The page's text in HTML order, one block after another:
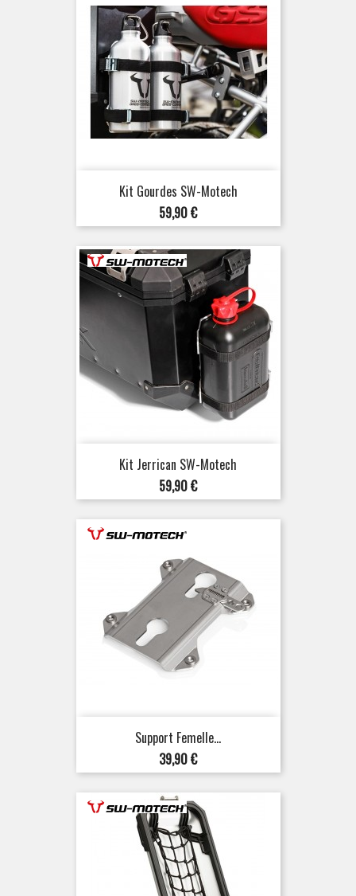
Kit Gourdes SW-Motech
Prix
59,90 €
Kit Jerrican SW-Motech
Prix
59,90 €
Support Femelle...
Prix
39,90 €